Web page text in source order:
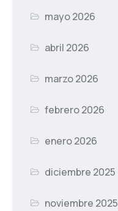
mayo 2026
abril 2026
marzo 2026
febrero 2026
enero 2026
diciembre 2025
noviembre 2025